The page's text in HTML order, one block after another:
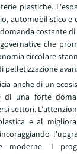
plastiche.
automobilistico e
costante
che
circolare
pelletizzazione
anche di un
di una forte
settori.
e al
moderne. I